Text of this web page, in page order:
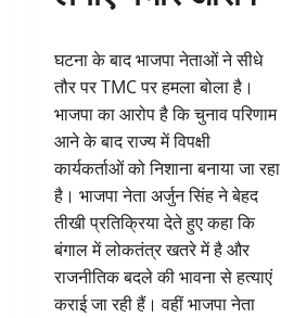
घटना के बाद भाजपा नेताओं ने सीधे
तौर पर TMC पर हमला बोला है।
भाजपा का आरोप है कि चुनाव परिणाम
आने के बाद राज्य में विपक्षी
कार्यकर्ताओं को निशाना बनाया जा रहा
है। भाजपा नेता अर्जुन सिंह ने बेहद
तीखी प्रतिक्रिया देते हुए कहा कि
बंगाल में लोकतंत्र खतरे में है और
राजनीतिक बदले की भावना से हत्याएं
कराई जा रही हैं। वहीं भाजपा नेता